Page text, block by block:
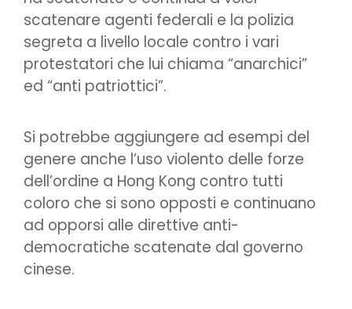
scatenare agenti federali e la polizia
segreta a livello locale contro i vari
protestatori che lui chiama “anarchici”
ed “anti patriottici”.
Si potrebbe aggiungere ad esempi del
genere anche l’uso violento delle forze
dell’ordine a Hong Kong contro tutti
coloro che si sono opposti e continuano
ad opporsi alle direttive anti-
democratiche scatenate dal governo
cinese.